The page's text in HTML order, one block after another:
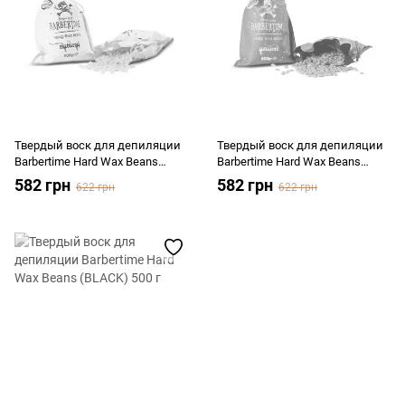
Твердый воск для депиляции
Barbertime Hard Wax Beans
(NATURAL) 500 г
582 грн 622 грн
Твердый воск для депиляции
Barbertime Hard Wax Beans
(AZULEN) 500 г
582 грн 622 грн